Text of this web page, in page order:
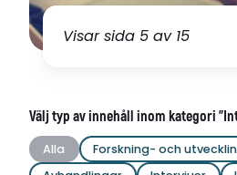
Visar sida 5 av 15
Välj typ av innehåll inom kategori
Alla
Forskning- och